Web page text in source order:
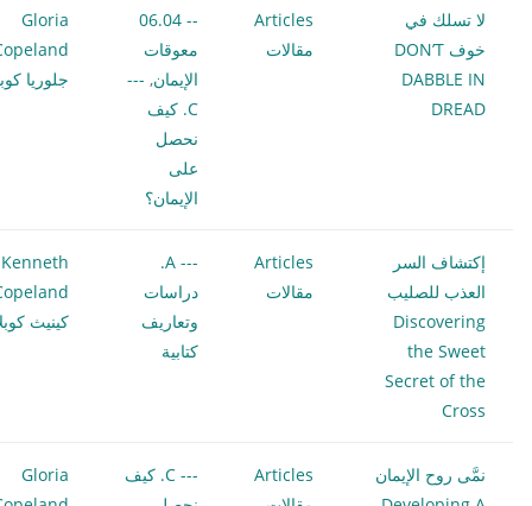
لا تسلك في
خوف DON’T
DABBLE IN
DREAD
Articles
مقالات
-- 06.04
معوقات
الإيمان,
---
C. كيف
نحصل
على
الإيمان؟
Gloria
جلوريا
إكتشاف السر
العذب للصليب
Discovering
the Sweet
Secret of the
Cross
Articles
مقالات
--- A.
دراسات
وتعاريف
كتابية
Kenneth
كينيث
نمَّى روح الإيمان
Articles
--- C. كيف
Gloria